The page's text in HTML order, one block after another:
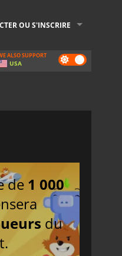
OU S'INSCRIRE
Dark
mode
ALSO SUPPORT
USA
de 1 000
du